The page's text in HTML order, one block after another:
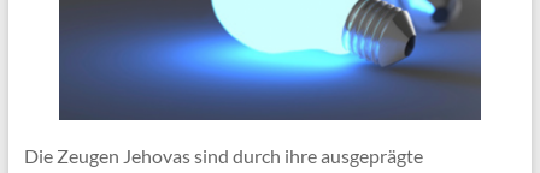
Die Zeugen Jehovas sind durch ihre ausgeprägte